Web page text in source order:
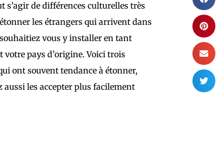
s’agir de différences culturelles très
les étrangers qui arrivent dans
vous y installer en tant
votre pays d’origine. Voici trois
ont souvent tendance à étonner,
aussi les accepter plus facilement